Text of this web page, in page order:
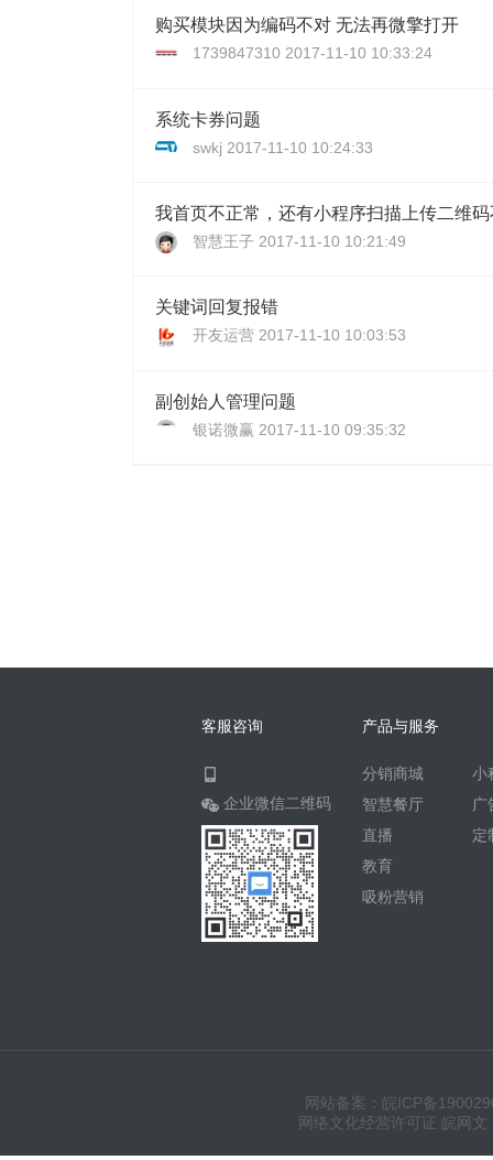
购买模块因为编码不对 无法再微擎打开
1739847310 2017-11-10 10:33:24
系统卡券问题
swkj 2017-11-10 10:24:33
我首页不正常，还有小程序扫描上传二维
智慧王子 2017-11-10 10:21:49
关键词回复报错
开友运营 2017-11-10 10:03:53
副创始人管理问题
银诺微赢 2017-11-10 09:35:32
客服咨询
企业微信二维码
产品与服务
分销商城
智慧餐厅
直播
教育
吸粉营销
小
广
定
网站备案：皖ICP备
网络文化经营许可证 皖网